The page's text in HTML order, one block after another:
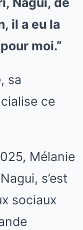
il a eu la
moi.”
sa
ce
Mélanie
s’est
sociaux